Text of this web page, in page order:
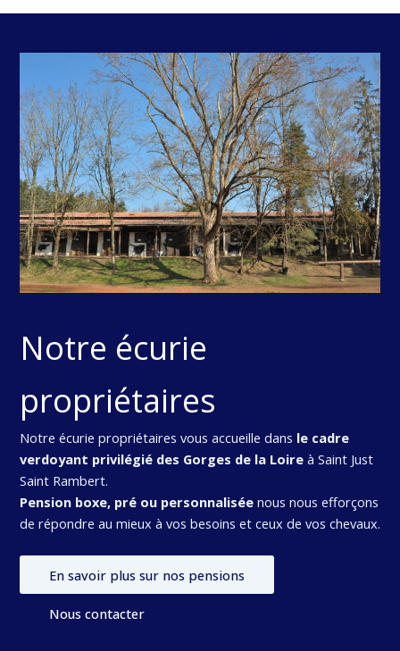
Notre écurie
propriétaires
Notre écurie propriétaires vous accueille dans le cadre
verdoyant privilégié des Gorges de la Loireà Saint Just
Saint Rambert.
Pension boxe, pré ou personnaliséenous nous efforçons
de répondre au mieux à vos besoins et ceux de vos chevaux.
En savoir plus sur nos pensions
Nous contacter